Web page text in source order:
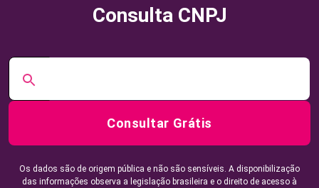
Consulta CNPJ
Consultar Grátis
Os dados são de origem pública e não são sensíveis. A disponibilização
das informações observa a legislação brasileira e o direito de acesso à